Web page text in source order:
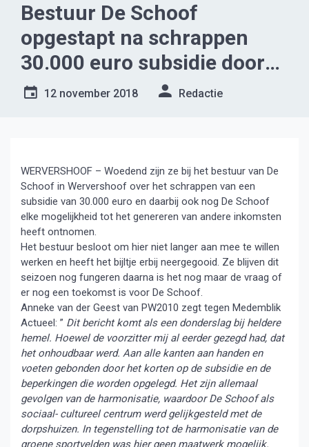
Bestuur De Schoof
opgestapt na schrappen
30.000 euro subsidie door
de gemeente.
12 november 2018 Redactie
WERVERSHOOF – Woedend zijn ze bij het bestuur van De
Schoof in Wervershoof over het schrappen van een
subsidie van 30.000 euro en daarbij ook nog De Schoof
elke mogelijkheid tot het genereren van andere inkomsten
heeft ontnomen.
Het bestuur besloot om hier niet langer aan mee te willen
werken en heeft het bijltje erbij neergegooid. Ze blijven dit
seizoen nog fungeren daarna is het nog maar de vraag of
er nog een toekomst is voor De Schoof.
Anneke van der Geest van PW2010 zegt tegen Medemblik
Actueel: ” Dit bericht komt als een donderslag bij heldere
hemel. Hoewel de voorzitter mij al eerder gezegd had, dat
het onhoudbaar werd. Aan alle kanten aan handen en
voeten gebonden door het korten op de subsidie en de
beperkingen die worden opgelegd. Het zijn allemaal
gevolgen van de harmonisatie, waardoor De Schoof als
sociaal- cultureel centrum werd gelijkgesteld met de
dorpshuizen. In tegenstelling tot de harmonisatie van de
groene sportvelden was hier geen maatwerk mogelijk.